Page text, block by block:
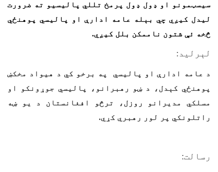
سیسټمونو او ډول ډول پرمخ تللي پالیسیو ته ضرورت
لیدل کیږي چي بېله عامه ادارې او پالیسي پوهنځي
څخه ئې شتون ناممکن بلل کیږي.
لېرلید:
د عامه ادارې او پاليسي په برخو کي د هيواد مخکښ
پوهنځي کېدل، د ښو رهبرانو، پاليسي جوړونکو او
مسلکي مديرانو روزل، ترڅو افغانستان د يو ښه
راتلونکي پر لور رهبري کړي.
رسالت: